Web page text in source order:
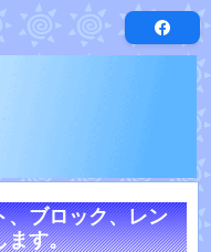
ブロック、レン
ます。